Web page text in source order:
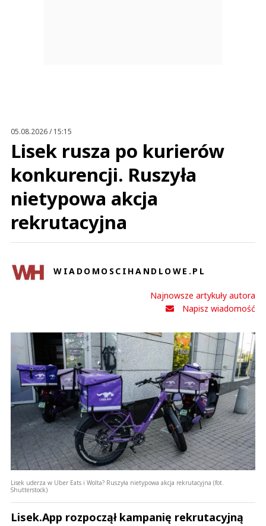
05.08.2026 / 15:15
Lisek rusza po kurierów
konkurencji. Ruszyła
nietypowa akcja
rekrutacyjna
WIADOMOSCIHANDLOWE.PL
Najnowsze artykuły autora
Napisz wiadomość
Lisek uderza w Uber Eats i Wolta? Ruszyła nietypowa akcja rekrutacyjna (fot.
Shutterstock)
Lisek.App rozpoczął kampanię rekrutacyjną